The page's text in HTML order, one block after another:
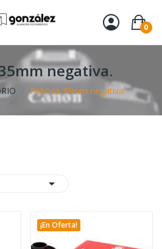
0
negativa.
Pelicula 35mm negativa.

¡En Oferta!